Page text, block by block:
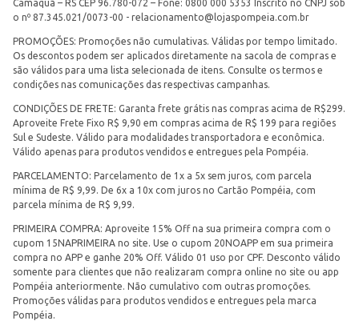
Camaquã – RS CEP 96.780-072 – Fone: 0800 000 5353 Inscrito no CNPJ sob
o nº 87.345.021/0073-00 - relacionamento@lojaspompeia.com.br
PROMOÇÕES: Promoções não cumulativas. Válidas por tempo limitado.
Os descontos podem ser aplicados diretamente na sacola de compras e
são válidos para uma lista selecionada de itens. Consulte os termos e
condições nas comunicações das respectivas campanhas.
CONDIÇÕES DE FRETE: Garanta frete grátis nas compras acima de R$299.
Aproveite Frete Fixo R$ 9,90 em compras acima de R$ 199 para regiões
Sul e Sudeste. Válido para modalidades transportadora e econômica.
Válido apenas para produtos vendidos e entregues pela Pompéia.
PARCELAMENTO: Parcelamento de 1x a 5x sem juros, com parcela
mínima de R$ 9,99. De 6x a 10x com juros no Cartão Pompéia, com
parcela mínima de R$ 9,99.
PRIMEIRA COMPRA: Aproveite 15% Off na sua primeira compra com o
cupom 15NAPRIMEIRA no site. Use o cupom 20NOAPP em sua primeira
compra no APP e ganhe 20% Off. Válido 01 uso por CPF. Desconto válido
somente para clientes que não realizaram compra online no site ou app
Pompéia anteriormente. Não cumulativo com outras promoções.
Promoções válidas para produtos vendidos e entregues pela marca
Pompéia.